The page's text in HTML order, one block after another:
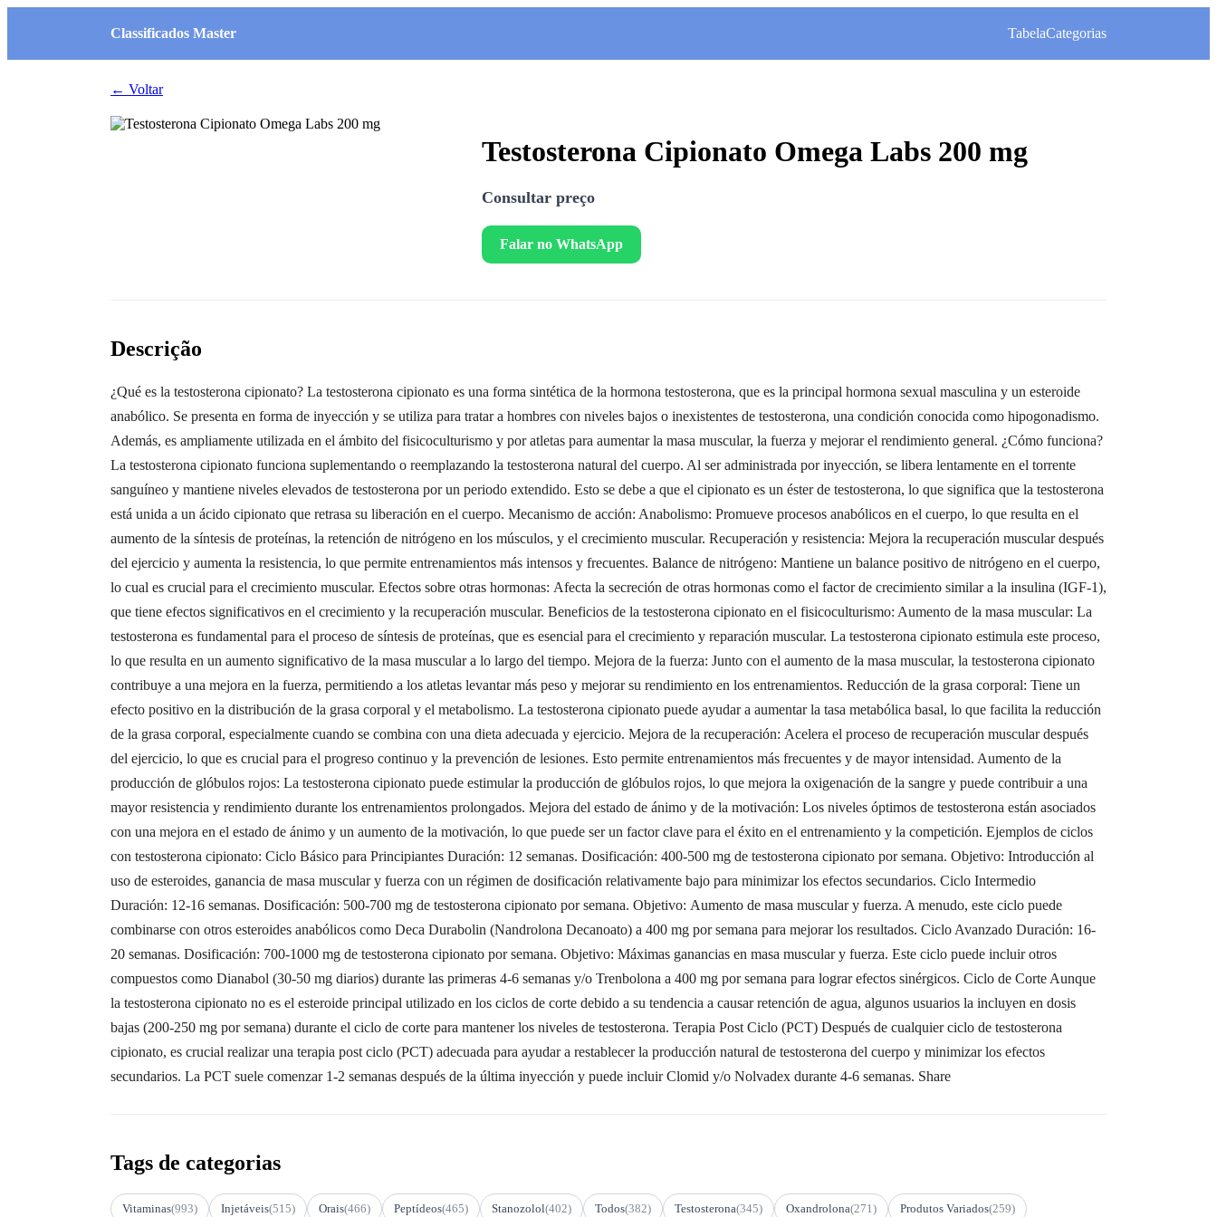
Classificados Master TabelaCategorias
← Voltar
Testosterona Cipionato Omega Labs 200 mg
Consultar preço
Falar no WhatsApp
Descrição
¿Qué es la testosterona cipionato? La testosterona cipionato es una forma sintética de la hormona testosterona, que es la principal hormona sexual masculina y un esteroide
anabólico. Se presenta en forma de inyección y se utiliza para tratar a hombres con niveles bajos o inexistentes de testosterona, una condición conocida como hipogonadismo.
Además, es ampliamente utilizada en el ámbito del fisicoculturismo y por atletas para aumentar la masa muscular, la fuerza y mejorar el rendimiento general. ¿Cómo funciona?
La testosterona cipionato funciona suplementando o reemplazando la testosterona natural del cuerpo. Al ser administrada por inyección, se libera lentamente en el torrente
sanguíneo y mantiene niveles elevados de testosterona por un periodo extendido. Esto se debe a que el cipionato es un éster de testosterona, lo que significa que la testosterona
está unida a un ácido cipionato que retrasa su liberación en el cuerpo. Mecanismo de acción: Anabolismo: Promueve procesos anabólicos en el cuerpo, lo que resulta en el
aumento de la síntesis de proteínas, la retención de nitrógeno en los músculos, y el crecimiento muscular. Recuperación y resistencia: Mejora la recuperación muscular después
del ejercicio y aumenta la resistencia, lo que permite entrenamientos más intensos y frecuentes. Balance de nitrógeno: Mantiene un balance positivo de nitrógeno en el cuerpo,
lo cual es crucial para el crecimiento muscular. Efectos sobre otras hormonas: Afecta la secreción de otras hormonas como el factor de crecimiento similar a la insulina (IGF-1),
que tiene efectos significativos en el crecimiento y la recuperación muscular. Beneficios de la testosterona cipionato en el fisicoculturismo: Aumento de la masa muscular: La
testosterona es fundamental para el proceso de síntesis de proteínas, que es esencial para el crecimiento y reparación muscular. La testosterona cipionato estimula este proceso,
lo que resulta en un aumento significativo de la masa muscular a lo largo del tiempo. Mejora de la fuerza: Junto con el aumento de la masa muscular, la testosterona cipionato
contribuye a una mejora en la fuerza, permitiendo a los atletas levantar más peso y mejorar su rendimiento en los entrenamientos. Reducción de la grasa corporal: Tiene un
efecto positivo en la distribución de la grasa corporal y el metabolismo. La testosterona cipionato puede ayudar a aumentar la tasa metabólica basal, lo que facilita la reducción
de la grasa corporal, especialmente cuando se combina con una dieta adecuada y ejercicio. Mejora de la recuperación: Acelera el proceso de recuperación muscular después
del ejercicio, lo que es crucial para el progreso continuo y la prevención de lesiones. Esto permite entrenamientos más frecuentes y de mayor intensidad. Aumento de la
producción de glóbulos rojos: La testosterona cipionato puede estimular la producción de glóbulos rojos, lo que mejora la oxigenación de la sangre y puede contribuir a una
mayor resistencia y rendimiento durante los entrenamientos prolongados. Mejora del estado de ánimo y de la motivación: Los niveles óptimos de testosterona están asociados
con una mejora en el estado de ánimo y un aumento de la motivación, lo que puede ser un factor clave para el éxito en el entrenamiento y la competición. Ejemplos de ciclos
con testosterona cipionato: Ciclo Básico para Principiantes Duración: 12 semanas. Dosificación: 400-500 mg de testosterona cipionato por semana. Objetivo: Introducción al
uso de esteroides, ganancia de masa muscular y fuerza con un régimen de dosificación relativamente bajo para minimizar los efectos secundarios. Ciclo Intermedio
Duración: 12-16 semanas. Dosificación: 500-700 mg de testosterona cipionato por semana. Objetivo: Aumento de masa muscular y fuerza. A menudo, este ciclo puede
combinarse con otros esteroides anabólicos como Deca Durabolin (Nandrolona Decanoato) a 400 mg por semana para mejorar los resultados. Ciclo Avanzado Duración: 16-
20 semanas. Dosificación: 700-1000 mg de testosterona cipionato por semana. Objetivo: Máximas ganancias en masa muscular y fuerza. Este ciclo puede incluir otros
compuestos como Dianabol (30-50 mg diarios) durante las primeras 4-6 semanas y/o Trenbolona a 400 mg por semana para lograr efectos sinérgicos. Ciclo de Corte Aunque
la testosterona cipionato no es el esteroide principal utilizado en los ciclos de corte debido a su tendencia a causar retención de agua, algunos usuarios la incluyen en dosis
bajas (200-250 mg por semana) durante el ciclo de corte para mantener los niveles de testosterona. Terapia Post Ciclo (PCT) Después de cualquier ciclo de testosterona
cipionato, es crucial realizar una terapia post ciclo (PCT) adecuada para ayudar a restablecer la producción natural de testosterona del cuerpo y minimizar los efectos
secundarios. La PCT suele comenzar 1-2 semanas después de la última inyección y puede incluir Clomid y/o Nolvadex durante 4-6 semanas. Share
Tags de categorias
Vitaminas(993) Injetáveis(515) Orais(466) Peptídeos(465) Stanozolol(402) Todos(382) Testosterona(345) Oxandrolona(271) Produtos Variados(259)